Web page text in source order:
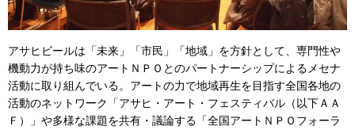
アサヒビールは「未来」「市民」「地域」を方針として、専門性や
機動力が持ち味のアートＮＰＯとのパートナーシップによるメセナ
活動に取り組んでいる。アートの力で地域再生を目指す全国各地の
活動のネットワーク「アサヒ・アート・フェスティバル（以下ＡＡ
Ｆ）」や多様な課題を共有・議論する「全国アートＮＰＯフォーラ